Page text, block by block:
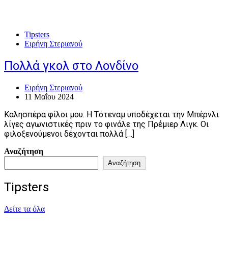
Tipsters
Ειρήνη Στεριανού
Πολλά γκολ στο Λονδίνο
Ειρήνη Στεριανού
11 Μαΐου 2024
Καλησπέρα φίλοι μου. Η Τότεναμ υποδέχεται την Μπέρνλι
λίγες αγωνιστικές πριν το φινάλε της Πρέμιερ Λιγκ. Οι
φιλοξενούμενοι δέχονται πολλά […]
Αναζήτηση
Αναζήτηση
Tipsters
Δείτε τα όλα